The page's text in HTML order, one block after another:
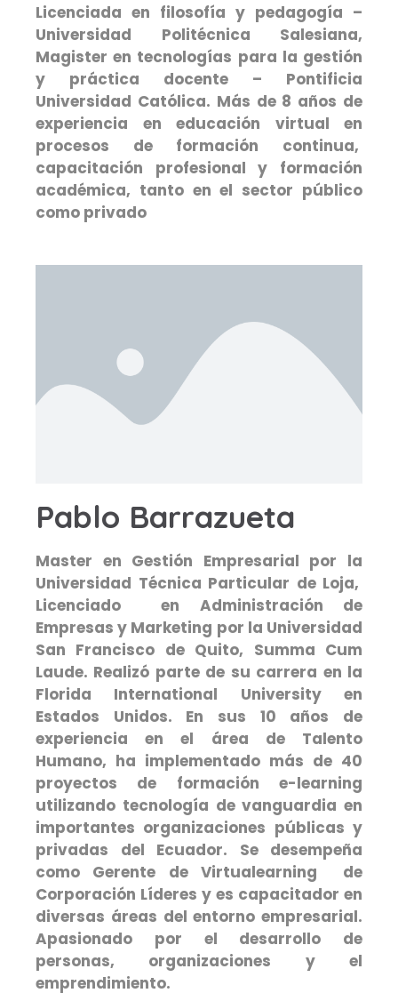
Licenciada en filosofía y pedagogía –
Universidad Politécnica Salesiana,
Magister en tecnologías para la gestión
y práctica docente – Pontificia
Universidad Católica. Más de 8 años de
experiencia en educación virtual en
procesos de formación continua,
capacitación profesional y formación
académica, tanto en el sector público
como privado
Pablo Barrazueta
Master en Gestión Empresarial por la
Universidad Técnica Particular de Loja,
Licenciado en Administración de
Empresas y Marketing por la Universidad
San Francisco de Quito, Summa Cum
Laude. Realizó parte de su carrera en la
Florida International University en
Estados Unidos. En sus 10 años de
experiencia en el área de Talento
Humano, ha implementado más de 40
proyectos de formación e-learning
utilizando tecnología de vanguardia en
importantes organizaciones públicas y
privadas del Ecuador. Se desempeña
como Gerente de Virtualearning de
Corporación Líderes y es capacitador en
diversas áreas del entorno empresarial.
Apasionado por el desarrollo de
personas, organizaciones y el
emprendimiento.